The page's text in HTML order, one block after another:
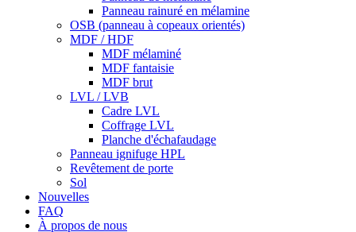
Panneau rainuré en mélamine
OSB (panneau à copeaux orientés)
MDF / HDF
MDF mélaminé
MDF fantaisie
MDF brut
LVL / LVB
Cadre LVL
Coffrage LVL
Planche d'échafaudage
Panneau ignifuge HPL
Revêtement de porte
Sol
Nouvelles
FAQ
À propos de nous